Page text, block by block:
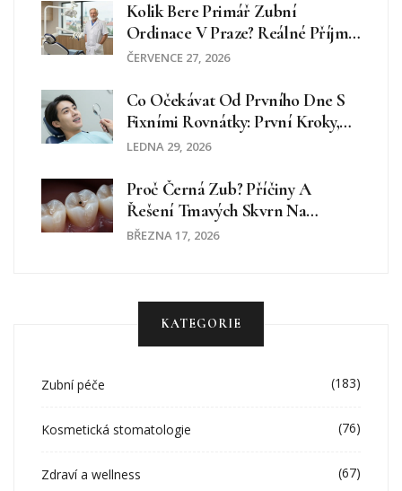
Kolik Bere Primář Zubní
Ordinace V Praze? Reálné Příjmy
A Faktory
ČERVENCE 27, 2026
Co Očekávat Od Prvního Dne S
Fixními Rovnátky: První Kroky,
Bolest A Jak Se Připravit
LEDNA 29, 2026
Proč Černá Zub? Příčiny A
Řešení Tmavých Skvrn Na
Zubech
BŘEZNA 17, 2026
KATEGORIE
Zubní péče (183)
Kosmetická stomatologie (76)
Zdraví a wellness (67)